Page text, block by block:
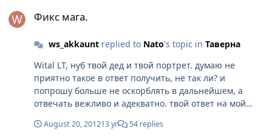
Фикс мага.
ws_akkauntreplied to Nato's topic in Таверна
Wital LT, нуб твой дед и твой портрет. думаю не
приятно такое в ответ получить, не так ли? и
попрошу больше не оскорблять в дальнейшем, а
отвечать вежливо и адекватно. твой ответ на мой
вопросов нет :)
August 20, 201213 yr 54 replies